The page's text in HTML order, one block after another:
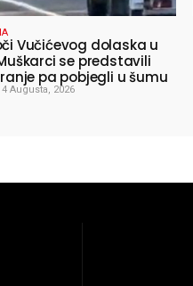
Vučićevog dolaska u
se predstavili
pa pobjegli u šumu
4 Augusta, 2026